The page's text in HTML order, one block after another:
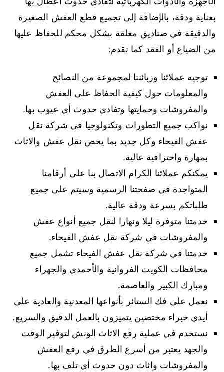
بعناية ودقة، بالإضافة إلى تجميع قطع العفش الصغيرة
والدقيقة في صناديق مغلقة بشكل محكم للحفاظ عليها
من الضياع أو الفقد كما نقدم:
توجيه عملائنا وزبائننا لمجموعة من النصائح
والمعلومات حول كيفية الحفاظ على العفش
والمفروشات وحمايتها وتفادي حدوث أي عيوب بها.
نواكب جميع التطورات وتكنولوجيا في شركة نقل
عفش الفيحاء وكل جديد بما يخص نقل عفش والاثاث
بمهارة واحترافية عالية.
يمكنكم عملائنا الكرام الاتصال بنا على أرقامنا
المتواجدة في صفحتنا الرسمية وسيتم على جميع
طلباتكم بسرعة ودقة عالية.
خدمتنا متوفرة ليلا ونهارا لنقل جميع أنواع عفش
والمفروشات في شركة نقل عفش الفيحاء.
خدمتنا في شركة نقل عفش الفيحاء تشمل جميع
محافظات الكويت الفروانية والأحمدي والجهراء
ومبارك الكبير والعاصمة.
نعمل على فك الستائر بأنواعها المعدنية والعادية على
أيدي خبراء مختصين يتميزون بالعمل الدقيق والسريع.
نستخدم في عملية رفع الاثاث الونش لتوفير الوقت
والجهد يعتبر من أسرع الطرق في رفع العفش
والمفروشات واثاث دون حدوث أي تلف بها.